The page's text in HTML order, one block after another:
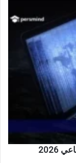
أفضل 10 دورات مجانية في الذكاء الاصطناعي 2026